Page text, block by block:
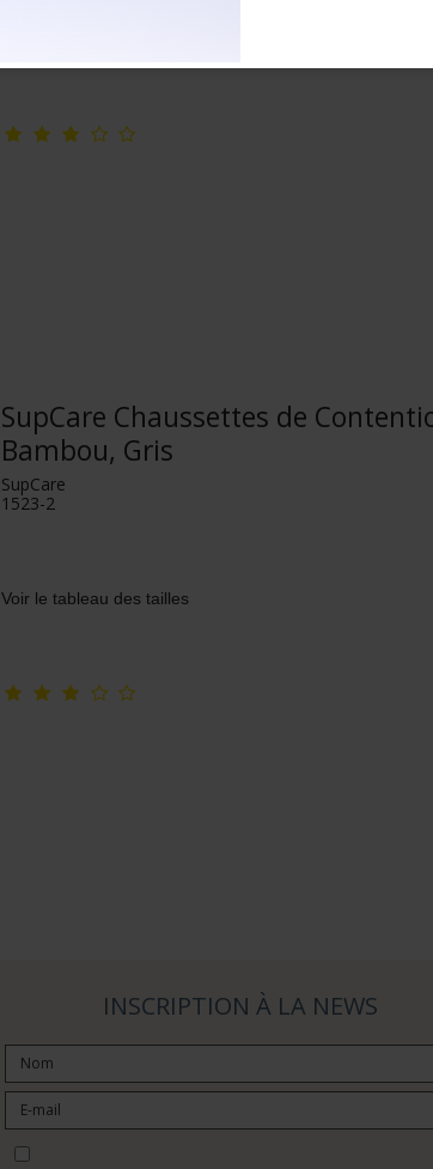
SupCare Chaussettes de
Bambou, Gris
SupCare
1523-2
Voir le tableau des tailles
INSCRIPTION À LA NEWS